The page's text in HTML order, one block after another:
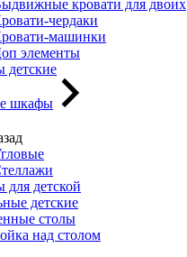
кровати для двоих
чердаки
машинки
элементы
детские
шкафы
для детской
детские
столы
над столом